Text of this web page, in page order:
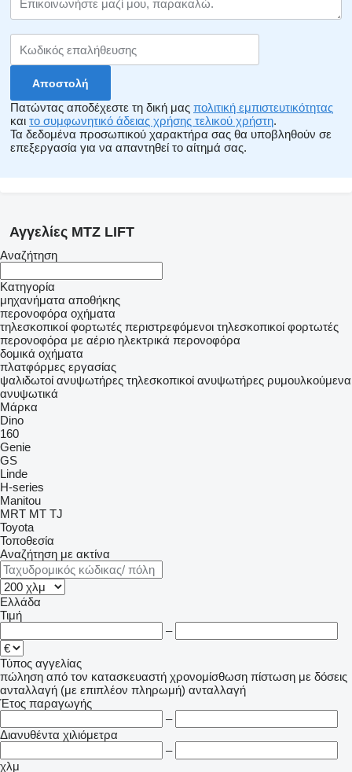
Πατώντας αποδέχεστε τη δική μας πολιτική εμπιστευτικότητας
και το συμφωνητικό άδειας χρήσης τελικού χρήστη.
Τα δεδομένα προσωπικού χαρακτήρα σας θα υποβληθούν σε
επεξεργασία για να απαντηθεί το αίτημά σας.
Αγγελίες MTZ LIFT
Αναζήτηση
Κατηγορία
μηχανήματα αποθήκης
περονοφόρα οχήματα
τηλεσκοπικοί φορτωτές περιστρεφόμενοι τηλεσκοπικοί φορτωτές
περονοφόρα με αέριο ηλεκτρικά περονοφόρα
δομικά οχήματα
πλατφόρμες εργασίας
ψαλιδωτοί ανυψωτήρες τηλεσκοπικοί ανυψωτήρες ρυμουλκούμενα
ανυψωτικά
Μάρκα
Dino
160
Genie
GS
Linde
H-series
Manitou
MRT MT TJ
Toyota
Τοποθεσία
Αναζήτηση με ακτίνα
Ελλάδα
Τιμή
–
Τύπος αγγελίας
πώληση από τον κατασκευαστή χρονομίσθωση πίστωση με δόσεις
ανταλλαγή (με επιπλέον πληρωμή) ανταλλαγή
Έτος παραγωγής
–
Διανυθέντα χιλιόμετρα
–
χλμ